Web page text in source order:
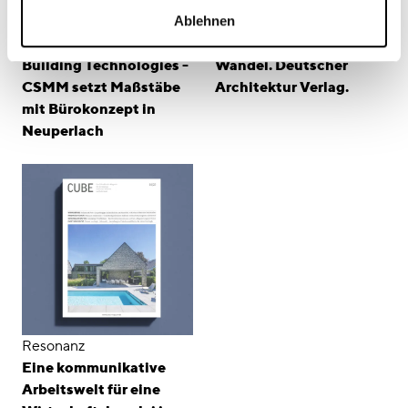
Ablehnen
New Work für Bosch
Building Technologies -
CSMM setzt Maßstäbe
mit Bürokonzept in
Neuperlach
Resonanz
Arbeitswelten im
Wandel. Deutscher
Architektur Verlag.
Resonanz
Eine kommunikative
Arbeitswelt für eine